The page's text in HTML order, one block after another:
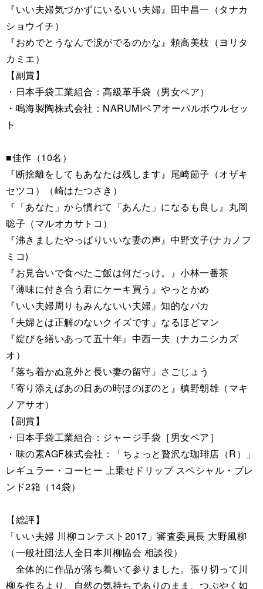
『いい夫婦気づかずにいるいい夫婦』田中昌一（タナカ
ショウイチ）
『おめでとうなんで涙がでるのかな』頼高美枝（ヨリタ
カミエ）
【副賞】
・日本手袋工業組合：高級革手袋（男女ペア）
・鳴海製陶株式会社：NARUMIペアオーバルボウルセッ
ト
■佳作（10名）
『断捨離をしてもあなたは残します』尾崎節子（オザキ
セツコ）（崎はたつさき）
『「あなた」から慣れて「あんた」になるも良し』丸岡
聡子（マルオカサトコ）
『沸きましたやっぱりいいな妻の声』中野文子(ナカノフ
ミコ)
『お見合いで食べたご飯は何だっけ。』小林一番茶
『薄味に付き合う君にケーキ買う』やっとかめ
『いい夫婦周りもみんないい夫婦』知的なバカ
『夫婦とは正解のないクイズです』なるほどマン
『綻びを繕いあって五十年』中西一夫（ナカニシカズ
オ）
『落ち着かぬ意外と長い妻の留守』さごじょう
『寄り添えばあの日あの時ほのぼのと』槙野朝雄（マキ
ノアサオ）
【副賞】
・日本手袋工業組合：ジャージ手袋［男女ペア］
・味の素AGF株式会社：「ちょっと贅沢な珈琲店（R）」
レギュラー・コーヒー 上乗せドリップ スペシャル・ブレ
ンド2箱（14袋）
【総評】
「いい夫婦 川柳コンテスト2017」審査委員長 大野風柳
（一般社団法人全日本川柳協会 相談役）
全体的に作品が落ち着いて参りました。張り切って川
柳を作るより、自然の気持ちでありのまま、つぶやく如